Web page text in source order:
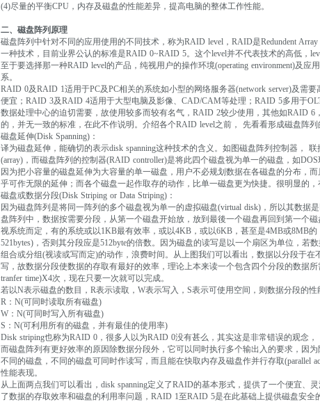
(4)尽量的平衡CPU，内存及磁盘的性能差异，提高电脑的整体工作性能。
二、磁盘阵列原理
磁盘阵列中针对不同的应用使用的不同技术，称为RAID level，RAID是Redundent
一种技术，目前业界公认的标准是RAID 0~RAID 5。这个level并不代表技术的高低，
至于要选择那一种RAID level的产品，纯视用户的操作环境(operating environment)及应
系。
RAID 0及RAID 1适用于PC及PC相关的系统如小型的网络服务器(network server)及需
便宜；RAID 3及RAID 4适用于大型电脑及影像、CAD/CAM等处理；RAID 5多用于
数据处理中心的迫切需要，故使用较多而较有名气，RAID 2较少使用，其他如RAID
的，并无一致的标准，在此不作说明。介绍各个RAID level之前， 先看看形成磁盘阵列
磁盘延伸(Disk Spanning)：
译为磁盘延伸，能确切的表示disk spanning这种技术的含义。如图磁盘阵列控制器，
(array)，而磁盘阵列的控制器(RAID controller)是将此四个磁盘视为单一的磁盘，如DOS
因为把小容量的磁盘延伸为大容量的单一磁盘，用户不必规划数据在各磁盘的分布，
乎可作无限的延伸；而各个磁盘一起作取存的动作，比单一磁盘更为快捷。很明显的
磁盘或数据分段(Disk Striping or Data Striping)：
因为磁盘阵列是将同一阵列的多个磁盘视为单一的虚拟磁盘(virtual disk)，所以其数据
盘阵列中，数据按需要分段，从第一个磁盘开始放，放到最後一个磁盘再回到第一个
视系统而定，有的系统或以1KB最有效率，或以4KB，或以6KB，甚至是4MB或8MB的
521bytes)，否则其分段应是512byte的倍数。因为磁盘的读写是以一个扇区为单位，若
组合或分组(视读或写而定)的动作，浪费时间。从上图我们可以看出，数据以分段于
写，故数据分段使数据的存取有最好的效率，理论上本来读一个包含四个分段的数据所
tranfer time)X4次，现在只要一次就可以完成。
若以N表示磁盘的数目，R表示读取，W表示写入，S表示可使用空间，则数据分段的性
R：N(可同时读取所有磁盘)
W：N(可同时写入所有磁盘)
S：N(可利用所有的磁盘，并有最佳的使用率)
Disk striping也称为RAID 0，很多人以为RAID 0没有甚么，其实这是非常错误的观念
而磁盘阵列有更好效率的原因除数据分段外，它可以同时执行多个输出入的要求，因
不同的磁盘，不同的磁盘可同时作读写，而且能在快取内存及磁盘作并行存取(parallel
性能表现。
从上面两点我们可以看出，disk spanning定义了RAID的基本形式，提供了一个便宜、
了数据的存取效率和磁盘的利用率问题，RAID 1至RAID 5是在此基础上提供磁盘安全